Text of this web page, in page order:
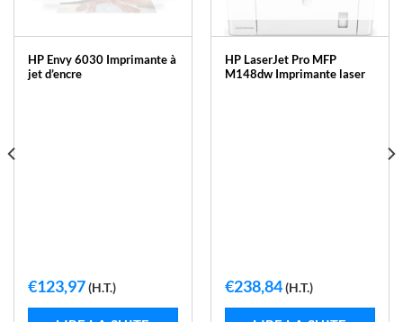
HP Envy 6030 Imprimante à
jet d’encre
€123,97(H.T.)
HP LaserJet Pro MFP
M148dw Imprimante laser
€238,84(H.T.)